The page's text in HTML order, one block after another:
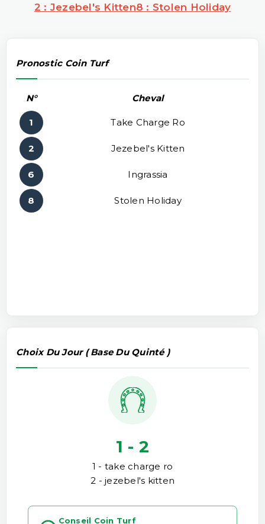
2 : Jezebel's Kitten8 : Stolen Holiday
Pronostic Coin Turf
N° Cheval
1 Take Charge Ro
2 Jezebel's Kitten
6 Ingrassia
8 Stolen Holiday
Choix Du Jour ( Base Du Quinté )
1 - 2
1 - take charge ro
2 - jezebel's kitten
Conseil Coin Turf